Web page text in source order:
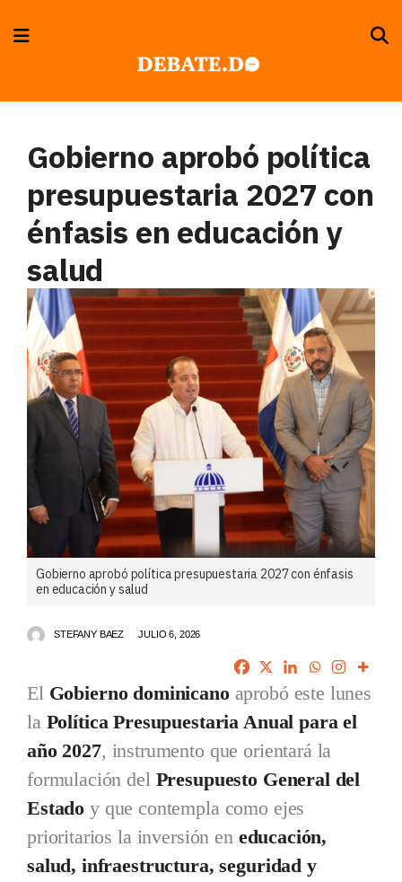
Gobierno aprobó política
presupuestaria 2027 con
énfasis en educación y
salud
Gobierno aprobó política presupuestaria 2027 con énfasis
en educación y salud
STEFANY BAEZ JULIO 6, 2026
El Gobierno dominicanoaprobó este lunes
la Política Presupuestaria Anual para el
año 2027, instrumento que orientará la
formulación del Presupuesto General del
Estado y que contempla como ejes
prioritarios la inversión en educación,
salud, infraestructura, seguridad y